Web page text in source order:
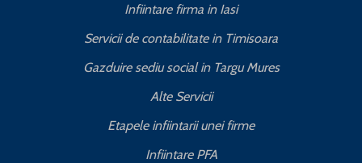
Infiintare firma in Iasi
Servicii de contabilitate in Timisoara
Gazduire sediu social in Targu Mures
Alte Servicii
Etapele infiintarii unei firme
Infiintare PFA